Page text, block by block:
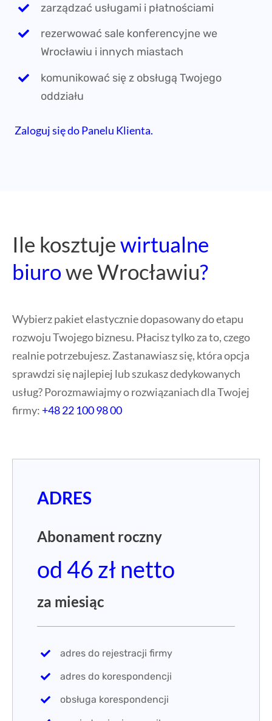
zarządzać usługami i płatnościami
rezerwować sale konferencyjne we
Wrocławiu i innych miastach
komunikować się z obsługą Twojego
oddziału
Zaloguj się do Panelu Klienta.
Ile kosztujewirtualne
biurowe Wrocławiu?
Wybierz pakiet elastycznie dopasowany do etapu
rozwoju Twojego biznesu. Płacisz tylko za to, czego
realnie potrzebujesz. Zastanawiasz się, która opcja
sprawdzi się najlepiej lub szukasz dedykowanych
usług? Porozmawiajmy o rozwiązaniach dla Twojej
firmy:+48 22 100 98 00
ADRES
Abonament roczny
od 46 zł netto
za miesiąc
adres do rejestracji firmy
adres do korespondencji
obsługa korespondencji